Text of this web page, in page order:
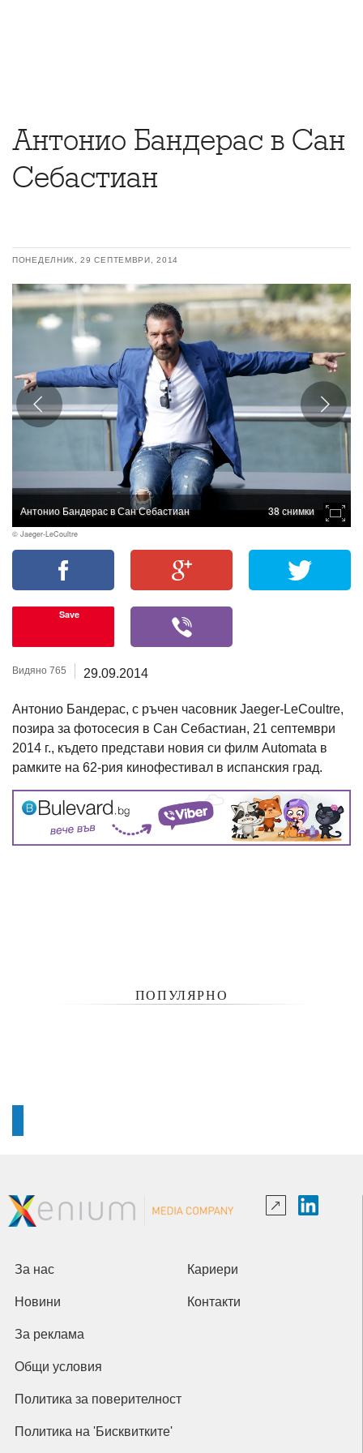
Антонио Бандерас в Сан
Себастиан
ПОНЕДЕЛНИК, 29 СЕПТЕМВРИ, 2014
Антонио Бандерас в Сан Себастиан 38 снимки
© Jaeger-LeCoultre
Save
Видяно 765 29.09.2014
Антонио Бандерас, с ръчен часовник Jaeger-LeCoultre,
позира за фотосесия в Сан Себастиан, 21 септември
2014 г., където представи новия си филм Automata в
рамките на 62-рия кинофестивал в испанския град.
ПОПУЛЯРНО
За нас Кариери
Новини Контакти
За реклама
Общи условия
Политика за поверителност
Политика на 'Бисквитките'